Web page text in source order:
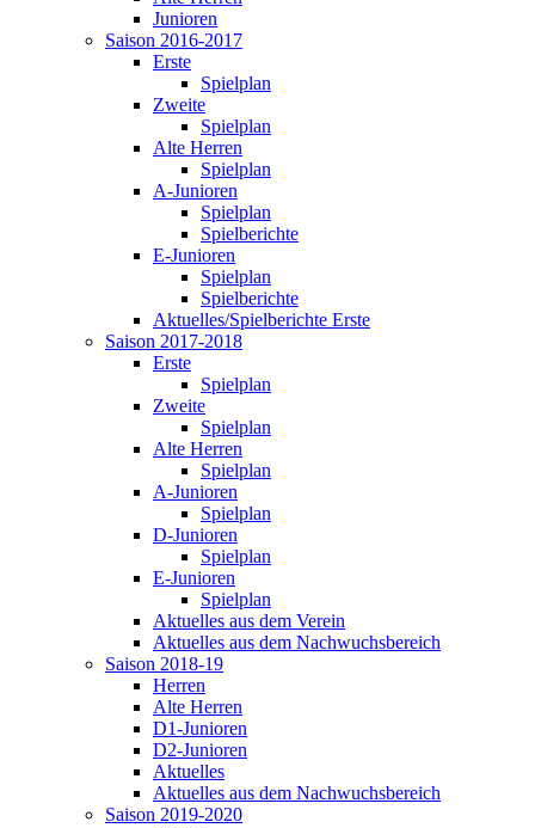
Junioren
Saison 2016-2017
Erste
Spielplan
Zweite
Spielplan
Alte Herren
Spielplan
A-Junioren
Spielplan
Spielberichte
E-Junioren
Spielplan
Spielberichte
Aktuelles/Spielberichte Erste
Saison 2017-2018
Erste
Spielplan
Zweite
Spielplan
Alte Herren
Spielplan
A-Junioren
Spielplan
D-Junioren
Spielplan
E-Junioren
Spielplan
Aktuelles aus dem Verein
Aktuelles aus dem Nachwuchsbereich
Saison 2018-19
Herren
Alte Herren
D1-Junioren
D2-Junioren
Aktuelles
Aktuelles aus dem Nachwuchsbereich
Saison 2019-2020